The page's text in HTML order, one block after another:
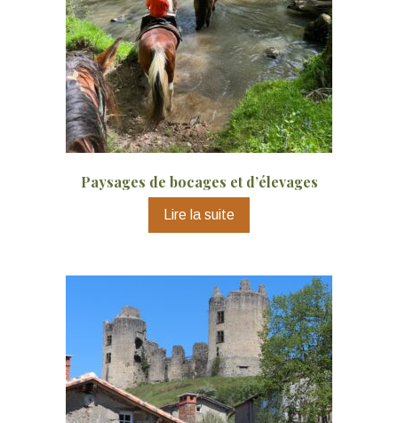
Paysages de bocages et d’élevages
Lire la suite